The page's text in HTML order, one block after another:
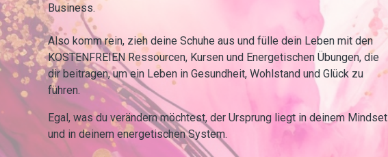
Business.
Also komm rein, zieh deine Schuhe aus und fülle dein Leben mit den
KOSTENFREIEN Ressourcen, Kursen und Energetischen Übungen, die
dir beitragen, um ein Leben in Gesundheit, Wohlstand und Glück zu
führen.
Egal, was du verändern möchtest, der Ursprung liegt in deinem Mindset
und in deinem energetischen System.